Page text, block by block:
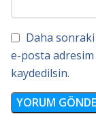
Daha sonraki
e-posta adresim
kaydedilsin.